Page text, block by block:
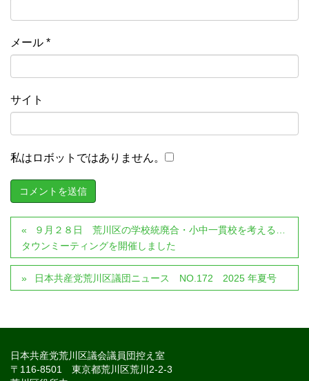
メール *
サイト
私はロボットではありません。
９月２８日 荒川区の学校統廃合・小中一貫校を考える…
タウンミーティングを開催しました
日本共産党荒川区議団ニュース NO.172 2025 年夏号
日本共産党荒川区議会議員団控え室
〒116-8501 東京都荒川区荒川2-2-3